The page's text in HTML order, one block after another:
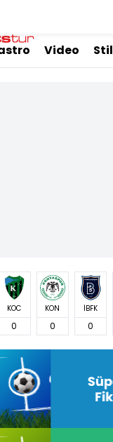
Video Stil
KOC
0
KON
0
İBFK
0